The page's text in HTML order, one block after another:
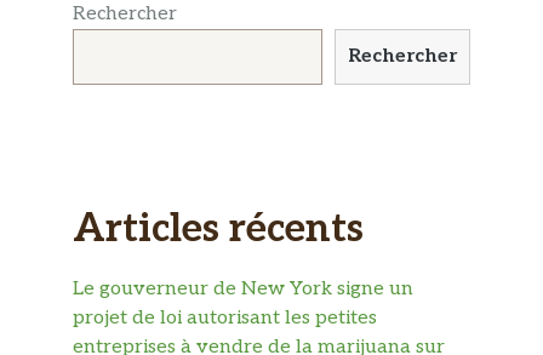
Rechercher
Rechercher
Articles récents
Le gouverneur de New York signe un
projet de loi autorisant les petites
entreprises à vendre de la marijuana sur